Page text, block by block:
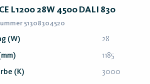
L1200 28W 4500 DALI 830
51308304520
(W) 28
1185
(K) 3000